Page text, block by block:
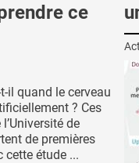
ce
il quand le cerveau
? Ces
de
de premières
cette étude ...